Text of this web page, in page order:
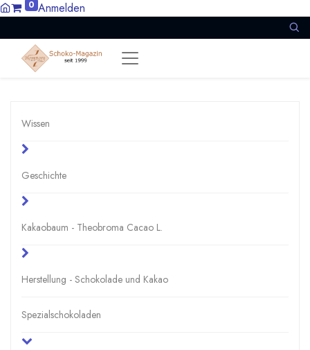
0 Anmelden
Wissen
Geschichte
Kakaobaum - Theobroma Cacao L.
Herstellung - Schokolade und Kakao
Spezialschokoladen